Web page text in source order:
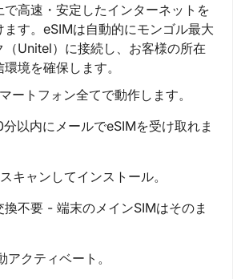
で高速・安定したインターネットを
ます。eSIMは自動的にモンゴル最大
（Unitel）に接続し、お客様の所在
境を確保します。
ートフォン全てで動作します。
以内にメールでeSIMを受け取れま
キャンしてインストール。
換不要 - 端末のメインSIMはそのま
アクティベート。